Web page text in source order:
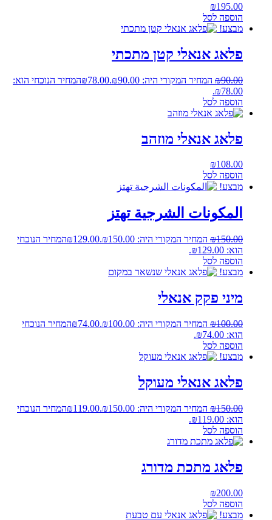
₪195.00
הוספה לסל
מבצע!
פלאג אנאלי קטן מתכתי
₪90.00 המחיר המקורי היה: ₪90.00. ₪78.00
המחיר הנוכחי הוא:
₪78.00.
הוספה לסל
פלאג אנאלי מוזהב
₪108.00
הוספה לסל
מבצע!
المكونات الشرجية تهتز
₪150.00 המחיר המקורי היה: ₪150.00. ₪129.00
המחיר הנוכחי
הוא: ₪129.00.
הוספה לסל
מבצע!
מיני פקק אנאלי
₪100.00 המחיר המקורי היה: ₪100.00. ₪74.00
המחיר הנוכחי
הוא: ₪74.00.
הוספה לסל
מבצע!
פלאג אנאלי מעוקל
₪150.00 המחיר המקורי היה: ₪150.00. ₪119.00
המחיר הנוכחי
הוא: ₪119.00.
הוספה לסל
פלאג מתכת מדורג
₪200.00
הוספה לסל
מבצע!